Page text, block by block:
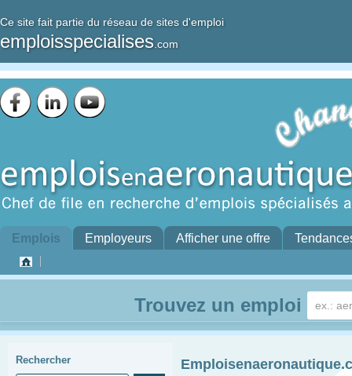
Ce site fait partie du réseau de sites d'emploi
emploisspecialises .com
Emplois Employeurs Afficher une offre
Trouvez un emploi
Rechercher